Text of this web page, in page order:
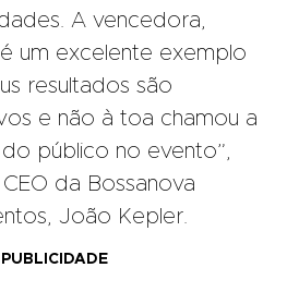
A vencedora,
um excelente exemplo
resultados são
e não à toa chamou a
público no evento”,
da Bossanova
João Kepler.
PUBLICIDADE